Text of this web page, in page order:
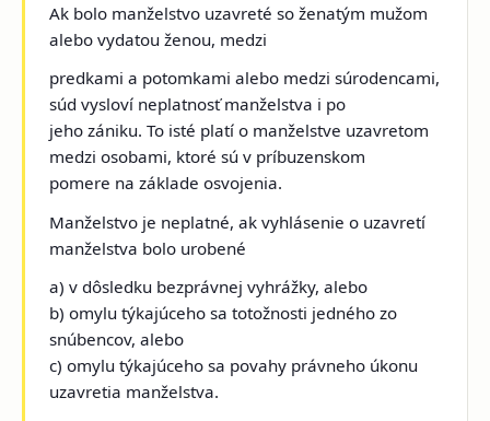
Ak bolo manželstvo uzavreté so ženatým mužom
alebo vydatou ženou, medzi
predkami a potomkami alebo medzi súrodencami,
súd vysloví neplatnosť manželstva i po
jeho zániku. To isté platí o manželstve uzavretom
medzi osobami, ktoré sú v príbuzenskom
pomere na základe osvojenia.
Manželstvo je neplatné, ak vyhlásenie o uzavretí
manželstva bolo urobené
a) v dôsledku bezprávnej vyhrážky, alebo
b) omylu týkajúceho sa totožnosti jedného zo
snúbencov, alebo
c) omylu týkajúceho sa povahy právneho úkonu
uzavretia manželstva.